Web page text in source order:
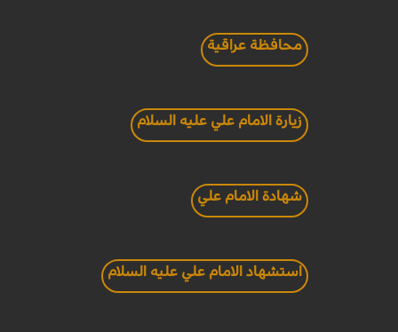
محافظة عراقية
زيارة الامام علي عليه السلام
شهادة الامام علي
استشهاد الامام علي عليه السلام